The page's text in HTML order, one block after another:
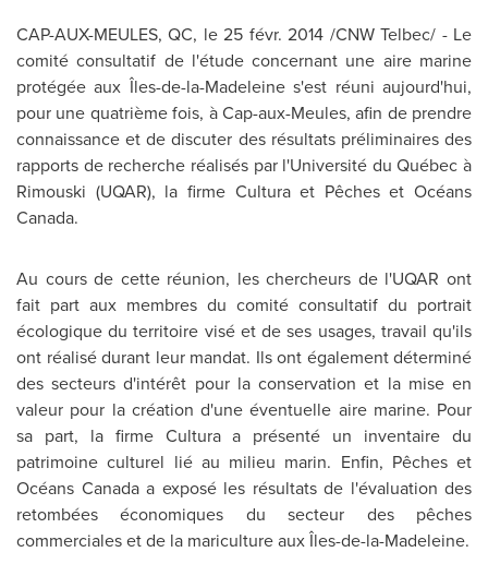
CAP-AUX-MEULES, QC, le 25 févr. 2014 /CNW Telbec/ - Le
comité consultatif de l'étude concernant une aire marine
protégée aux Îles-de-la-Madeleine s'est réuni aujourd'hui,
pour une quatrième fois, àCap-aux-Meules, afin de prendre
connaissance et de discuter des résultats préliminaires des
rapports de recherche réalisés par l'Université du Québec à
Rimouski (UQAR), la firme Cultura et Pêches et Océans
Canada.
Au cours de cette réunion, les chercheurs de l'UQAR ont
fait part aux membres du comité consultatif du portrait
écologique du territoire visé et de ses usages, travail qu'ils
ont réalisé durant leur mandat. Ils ont également déterminé
des secteurs d'intérêt pour la conservation et la mise en
valeur pour la création d'une éventuelle aire marine. Pour
sa part, la firme Cultura a présenté un inventaire du
patrimoine culturel lié au milieu marin. Enfin, Pêches et
Océans Canadaa exposé les résultats de l'évaluation des
retombées économiques du secteur des pêches
commerciales et de la mariculture aux Îles-de-la-Madeleine.